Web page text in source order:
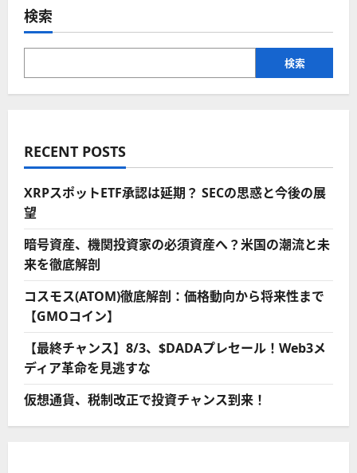
検索
検索
RECENT POSTS
XRPスポットETF承認は延期？ SECの思惑と今後の展
望
暗号資産、機関投資家の必須資産へ？米国の潮流と未
来を徹底解剖
コスモス(ATOM)徹底解剖：価格動向から将来性まで
【GMOコイン】
【最終チャンス】8/3、$DADAプレセール！Web3メ
ディア革命を見逃すな
仮想通貨、税制改正で投資チャンス到来！